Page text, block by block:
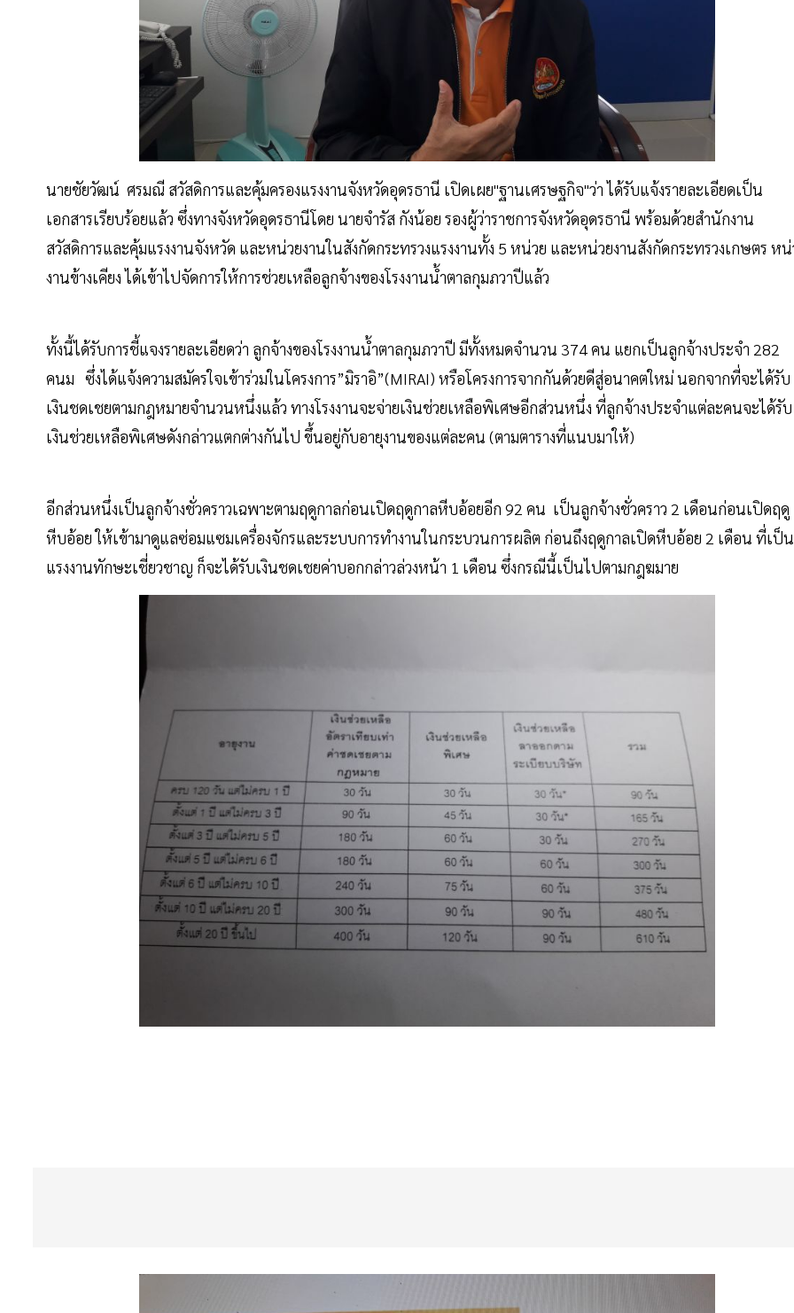
นายชัยวัฒน์ ศรมณี สวัสดิการและคุ้มครองแรงงานจังหวัดอุดรธานี เปิดเผย"ฐานเศรษฐกิจ"ว่า ได้รับแจ้งรายละเอียดเป็น
เอกสารเรียบร้อยแล้ว ซึ่งทางจังหวัดอุดรธานีโดย นายจำรัส กังน้อย รองผู้ว่าราชการจังหวัดอุดรธานี พร้อมด้วยสำนักงาน
สวัสดิการและคุ้มแรงงานจังหวัด และหน่วยงานในสังกัดกระทรวงแรงงานทั้ง 5 หน่วย และหน่วยงานสังกัดกระทรวงเกษตร ห
งานข้างเคียง ได้เข้าไปจัดการให้การช่วยเหลือลูกจ้างของโรงงานน้ำตาลกุมภวาปีแล้ว
ทั้งนี้ได้รับการชี้แจงรายละเอียดว่า ลูกจ้างของโรงงานน้ำตาลกุมภวาปี มีทั้งหมดจำนวน 374 คน แยกเป็นลูกจ้างประจำ 282
คนม ซึ่งได้แจ้งความสมัครใจเข้าร่วมในโครงการ”มิราอิ”(MIRAI) หรือโครงการจากกันด้วยดีสู่อนาคตใหม่ นอกจากที่จะได้รับ
เงินชดเชยตามกฎหมายจำนวนหนึ่งแล้ว ทางโรงงานจะจ่ายเงินช่วยเหลือพิเศษอีกส่วนหนึ่ง ที่ลูกจ้างประจำแต่ละคนจะได้รับ
เงินช่วยเหลือพิเศษดังกล่าวแตกต่างกันไป ขึ้นอยู่กับอายุงานของแต่ละคน (ตามตารางที่แนบมาให้)
อีกส่วนหนึ่งเป็นลูกจ้างชั่วคราวเฉพาะตามฤดูกาลก่อนเปิดฤดูกาลหีบอ้อยอีก 92 คน เป็นลูกจ้างชั่วคราว 2 เดือนก่อนเปิดฤดู
หีบอ้อย ให้เข้ามาดูแลซ่อมแซมเครื่องจักรและระบบการทำงานในกระบวนการผลิต ก่อนถึงฤดูกาลเปิดหีบอ้อย 2 เดือน ที่เป็น
แรงงานทักษะเชี่ยวชาญ ก็จะได้รับเงินชดเชยค่าบอกกล่าวล่วงหน้า 1 เดือน ซึ่งกรณีนี้เป็นไปตามกฎฆมาย